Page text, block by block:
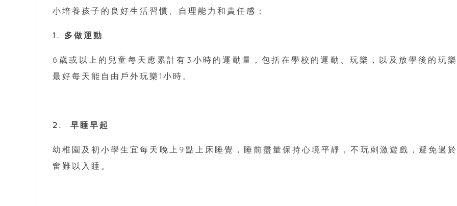
小培養孩子的良好生活習慣、自理能力和責任感：
1. 多做運動
6歲或以上的兒童每天應累計有3小時的運動量，包括在學校的運動、玩樂，以及放學後的玩
最好每天能自由戶外玩樂1小時。
2. 早睡早起
幼稚園及初小學生宜每天晚上9點上床睡覺，睡前盡量保持心境平靜，不玩刺激遊戲，避免過
奮難以入睡。